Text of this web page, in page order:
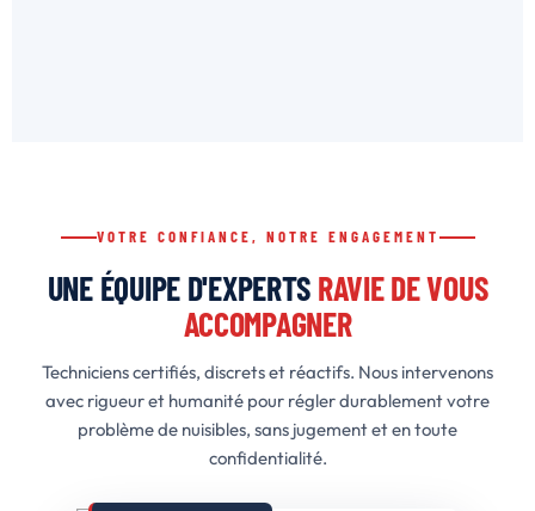
VOTRE CONFIANCE, NOTRE ENGAGEMENT
UNE ÉQUIPE D'EXPERTS RAVIE DE VOUS
ACCOMPAGNER
Techniciens certifiés, discrets et réactifs. Nous intervenons
avec rigueur et humanité pour régler durablement votre
problème de nuisibles, sans jugement et en toute
confidentialité.